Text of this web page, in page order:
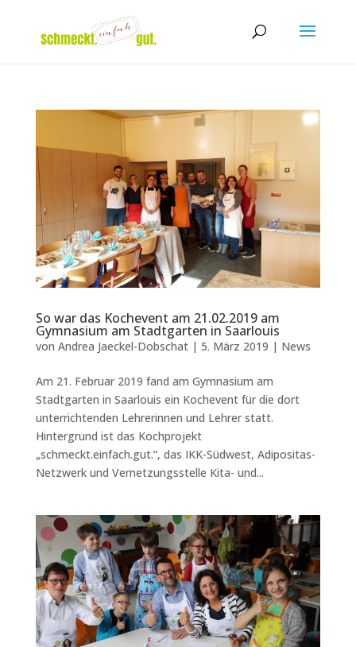
So war das Kochevent am 21.02.2019 am
Gymnasium am Stadtgarten in Saarlouis
von Andrea Jaeckel-Dobschat| 5. März 2019 | News
Am 21. Februar 2019 fand am Gymnasium am
Stadtgarten in Saarlouis ein Kochevent für die dort
unterrichtenden Lehrerinnen und Lehrer statt.
Hintergrund ist das Kochprojekt
„schmeckt.einfach.gut.“, das IKK-Südwest, Adipositas-
Netzwerk und Vernetzungsstelle Kita- und...